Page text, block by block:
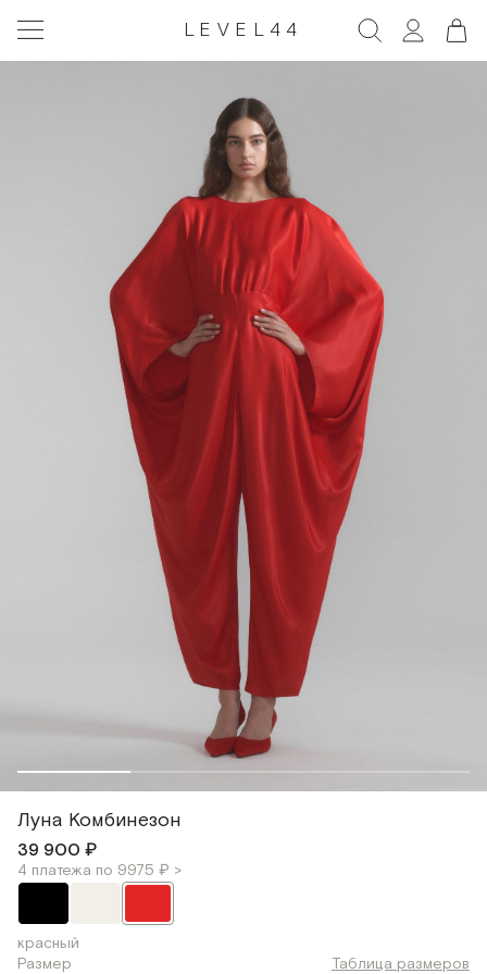
LEVEL44
Луна Комбинезон
39 900 ₽
4 платежа по 9975 ₽ >
красный
Размер
Таблица размеров